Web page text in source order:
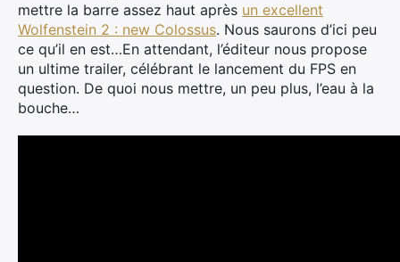
mettre la barre assez haut après un excellent
Wolfenstein 2 : new Colossus. Nous saurons d’ici peu
ce qu’il en est…En attendant, l’éditeur nous propose
un ultime trailer, célébrant le lancement du FPS en
question. De quoi nous mettre, un peu plus, l’eau à la
bouche…